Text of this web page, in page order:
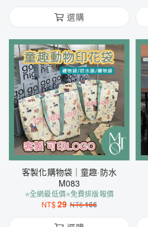
選購
客製化購物袋｜童趣·防水
M083
⭐全網最低價⭐免費排版報價
NT$29 NT$166